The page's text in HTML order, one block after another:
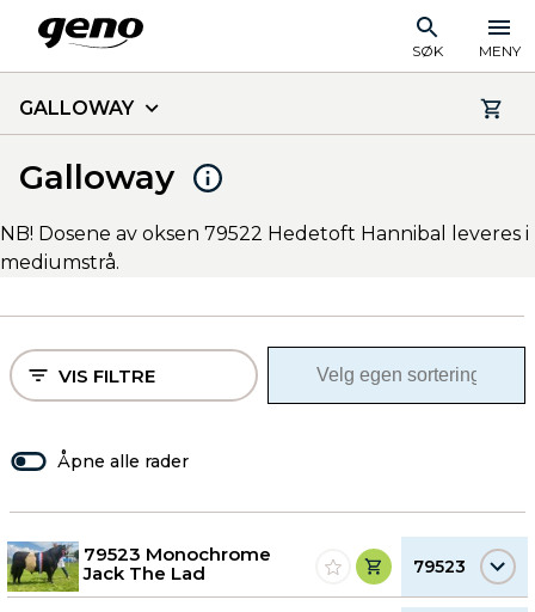
SØK MENY
GALLOWAY
Galloway
NB! Dosene av oksen 79522 Hedetoft Hannibal leveres i
mediumstrå.
VIS FILTRE
Åpne alle rader
79523 Monochrome
Jack The Lad
79523